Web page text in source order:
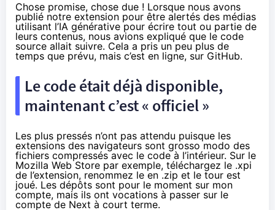
Chose promise, chose due ! Lorsque nous avons
publié notre extension pour être alertés des médias
utilisant l’IA générative pour écrire tout ou partie de
leurs contenus, nous avions expliqué que le code
source allait suivre. Cela a pris un peu plus de
temps que prévu, mais c’est en ligne, sur GitHub.
Le code était déjà disponible,
maintenant c’est « officiel »
Les plus pressés n’ont pas attendu puisque les
extensions des navigateurs sont grosso modo des
fichiers compressés avec le code à l’intérieur. Sur le
Mozilla Web Store par exemple, téléchargez le .xpi
de l’extension, renommez le en .zip et le tour est
joué. Les dépôts sont pour le moment sur mon
compte, mais ils ont vocations à passer sur le
compte de Next à court terme.